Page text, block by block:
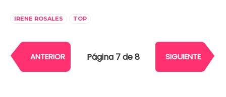
IRENE ROSALES TOP
ANTERIOR Página 7 de 8 SIGUIENTE